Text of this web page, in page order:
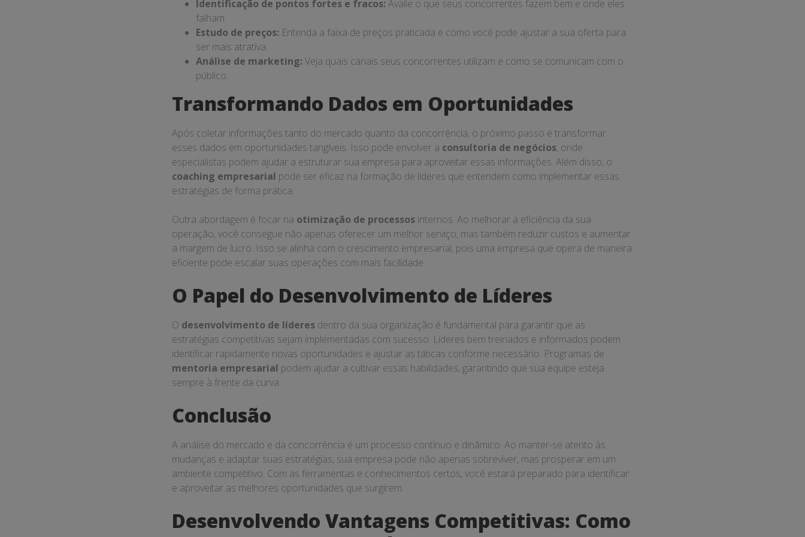
Identificação de pontos fortes e fracos: Avalie o que seus concorrentes fazem bem e onde eles
falham.
Estudo de preços: Entenda a faixa de preços praticada e como você pode ajustar a sua oferta para
ser mais atrativa.
Análise de marketing: Veja quais canais seus concorrentes utilizam e como se comunicam com o
público.
Transformando Dados em Oportunidades
Após coletar informações tanto do mercado quanto da concorrência, o próximo passo é transformar
esses dados em oportunidades tangíveis. Isso pode envolver a consultoria de negócios, onde
especialistas podem ajudar a estruturar sua empresa para aproveitar essas informações. Além disso, o
coaching empresarial pode ser eficaz na formação de líderes que entendem como implementar essas
estratégias de forma prática.
Outra abordagem é focar na otimização de processos internos. Ao melhorar a eficiência da sua
operação, você consegue não apenas oferecer um melhor serviço, mas também reduzir custos e aumentar
a margem de lucro. Isso se alinha com o crescimento empresarial, pois uma empresa que opera de maneira
eficiente pode escalar suas operações com mais facilidade.
O Papel do Desenvolvimento de Líderes
O desenvolvimento de líderes dentro da sua organização é fundamental para garantir que as
estratégias competitivas sejam implementadas com sucesso. Líderes bem treinados e informados podem
identificar rapidamente novas oportunidades e ajustar as táticas conforme necessário. Programas de
mentoria empresarial podem ajudar a cultivar essas habilidades, garantindo que sua equipe esteja
sempre à frente da curva.
Conclusão
A análise do mercado e da concorrência é um processo contínuo e dinâmico. Ao manter-se atento às
mudanças e adaptar suas estratégias, sua empresa pode não apenas sobreviver, mas prosperar em um
ambiente competitivo. Com as ferramentas e conhecimentos certos, você estará preparado para identificar
e aproveitar as melhores oportunidades que surgirem.
Desenvolvendo Vantagens Competitivas: Como